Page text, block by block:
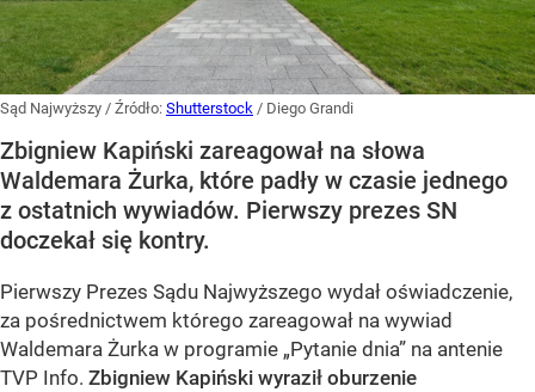
Sąd Najwyższy / Źródło: Shutterstock / Diego Grandi
Zbigniew Kapiński zareagował na słowa
Waldemara Żurka, które padły w czasie jednego
z ostatnich wywiadów. Pierwszy prezes SN
doczekał się kontry.
Pierwszy Prezes Sądu Najwyższego wydał oświadczenie,
za pośrednictwem którego zareagował na wywiad
Waldemara Żurka w programie „Pytanie dnia” na antenie
TVP Info. Zbigniew Kapiński wyraził oburzenie